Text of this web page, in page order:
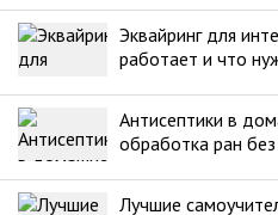
Эквайринг для
работает и что
Антисептики в
обработка ран
Лучшие